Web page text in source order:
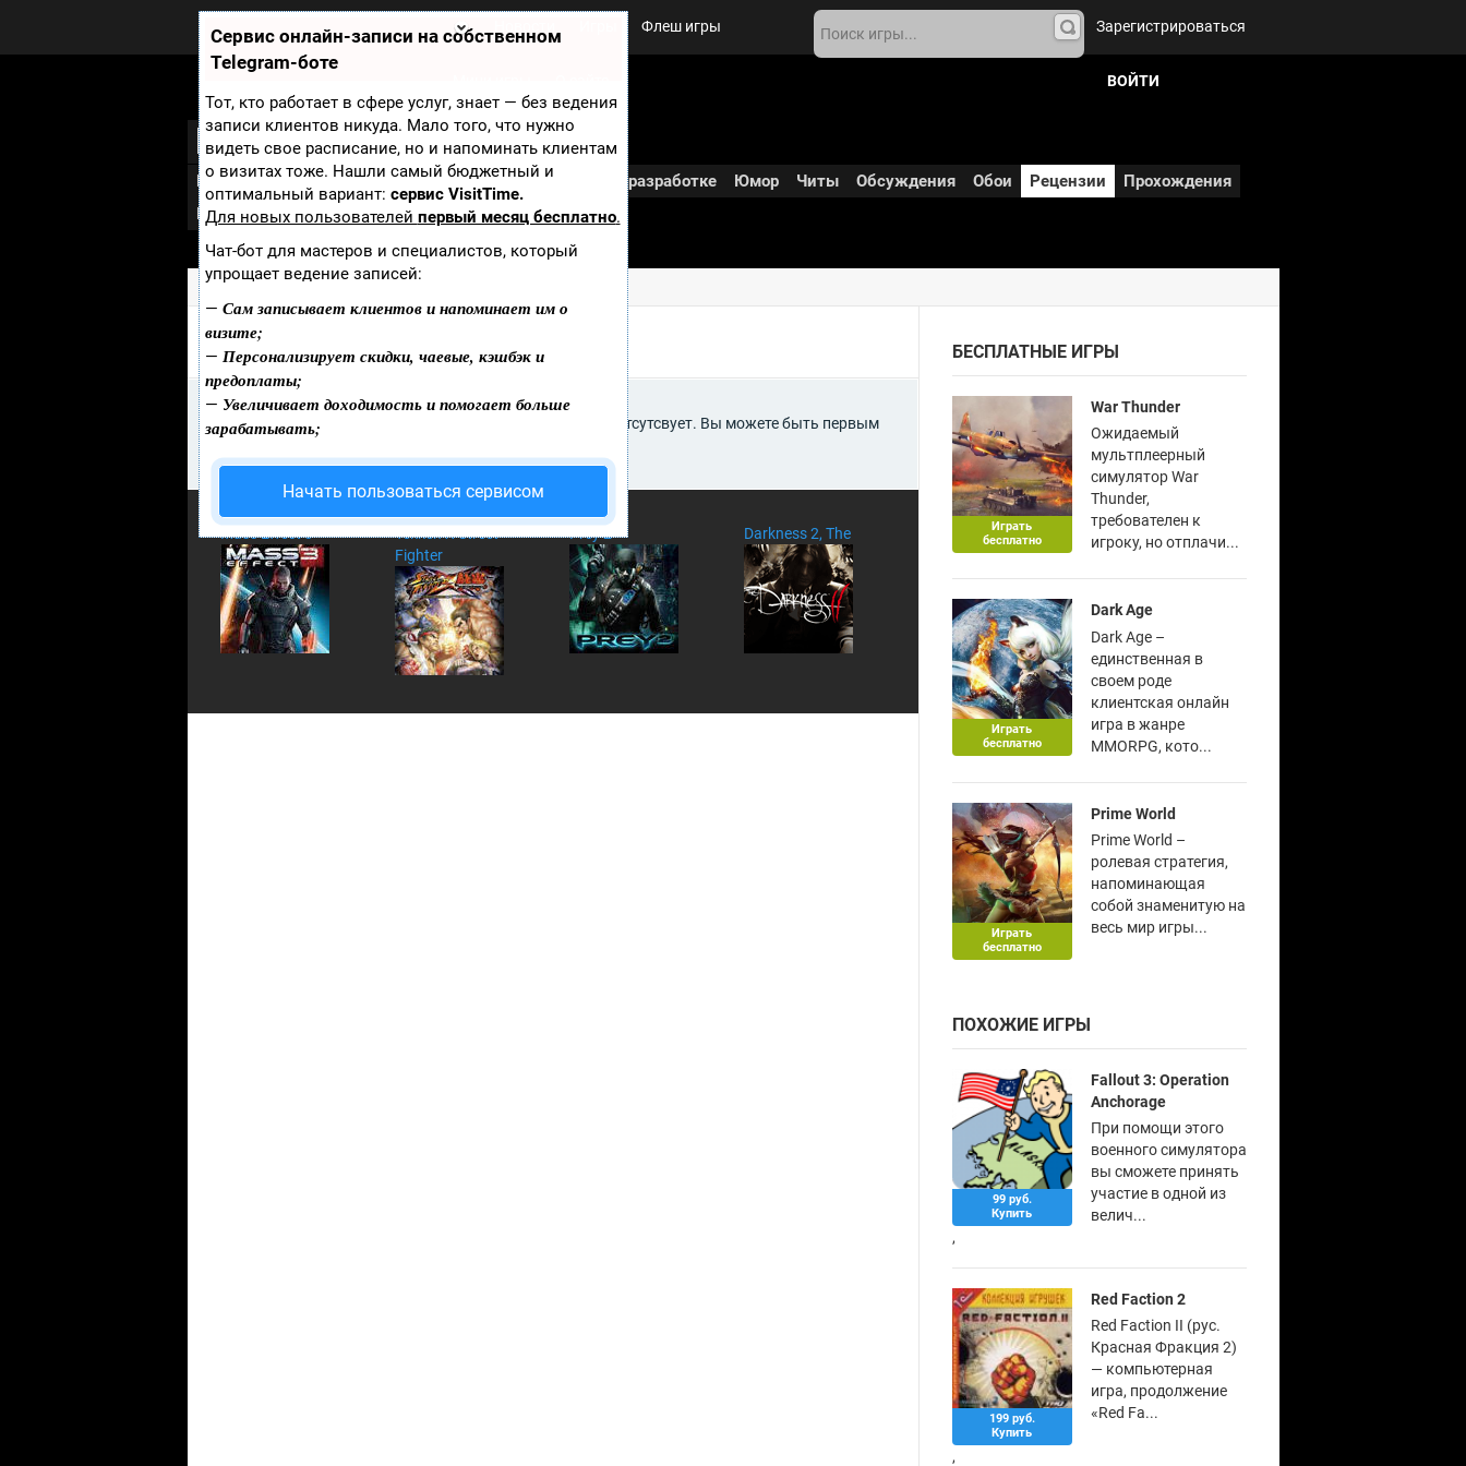
Сервис онлайн-записи на собственном
Telegram-боте
Тот, кто работает в сфере услуг, знает — без ведения
записи клиентов никуда. Мало того, что нужно
видеть свое расписание, но и напоминать клиентам
о визитах тоже. Нашли самый бюджетный и
оптимальный вариант: сервис VisitTime.
Для новых пользователей первый месяц бесплатно.
Чат-бот для мастеров и специалистов, который
упрощает ведение записей:
— Сам записывает клиентов и напоминает им о
визите;
— Персонализирует скидки, чаевые, кэшбэк и
предоплаты;
— Увеличивает доходимость и помогает больше
зарабатывать;
Начать пользоваться сервисом
Zobra.ru - Игровое сообщество -
все о играх
П
ф
м
ы
Флеш игры
На
йти
Зарегистрироваться
ВОЙТИ
Diablo 3
Новости Скриншоты Видео Арт Дополнения В разработке Юмор Читы Обсуждения Обои Рецензии
Прохождения
Галерея
Zobra.ru Игры
РЕЦЕНЗИИ DIABLO 3
Информация
К сожалению Рецензии из игры Diablo 3 временно отсутсвует. Вы можете быть первым
Опубликовать Рецензии.
Mass Effect 3
Tekken X Street
Fighter
Prey 2 Darkness 2, The
БЕСПЛАТНЫЕ ИГРЫ
Играть
бесплатно
War Thunder
Ожидаемый
мультплеерный
симулятор War
Thunder,
требователен к
игроку, но отплачи...
Играть
бесплатно
Dark Age
Dark Age –
единственная в
своем роде
клиентская онлайн
игра в жанре
MMORPG, кото...
Играть
бесплатно
Prime World
Prime World –
ролевая стратегия,
напоминающая
собой знаменитую на
весь мир игры...
ПОХОЖИЕ ИГРЫ
99 руб.
Купить
,
Fallout 3: Operation
Anchorage
При помощи этого
военного симулятора
вы сможете принять
участие в одной из
велич...
199 руб.
Купить
,
Red Faction 2
Red Faction II (рус.
Красная Фракция 2)
— компьютерная
игра, продолжение
«Red Fa...